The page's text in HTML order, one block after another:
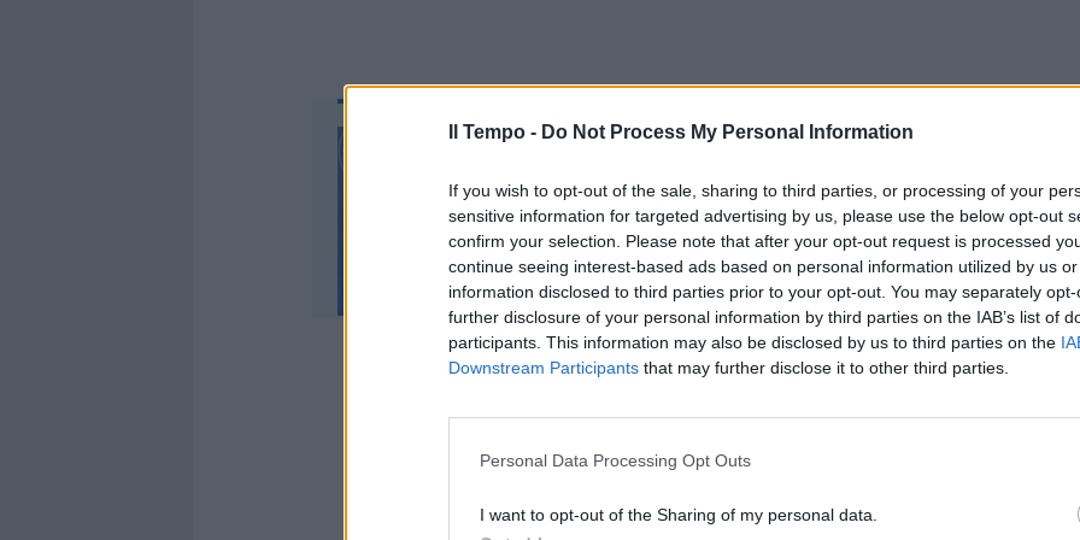
Il Tempo - Do Not Process My Personal Information
If you wish to opt-out of the sale, sharing to third parties, or processing of your
sensitive information for targeted advertising by us, please use the below opt-out
confirm your selection. Please note that after your opt-out request is processed
continue seeing interest-based ads based on personal information utilized by us
information disclosed to third parties prior to your opt-out. You may separately
further disclosure of your personal information by third parties on the IAB’s list of
participants. This information may also be disclosed by us to third parties on the
Downstream Participants that may further disclose it to other third parties.
Personal Data Processing Opt Outs
I want to opt-out of the Sharing of my personal data.
"Sempre più liberticida",
governo su evasione e
lotta al contante
Ieri però il demone della tecnologia si è ribellato e ha